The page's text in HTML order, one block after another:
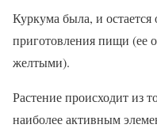
Куркума была, и
приготовления пищи (ее
желтыми).
Растение происходит из
наиболее активным